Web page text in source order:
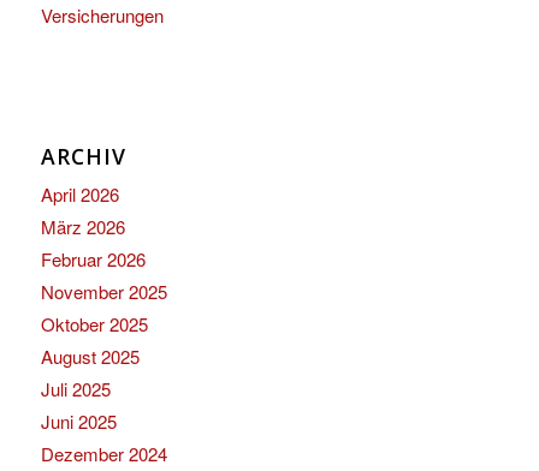
Versicherungen
ARCHIV
April 2026
März 2026
Februar 2026
November 2025
Oktober 2025
August 2025
Juli 2025
Juni 2025
Dezember 2024